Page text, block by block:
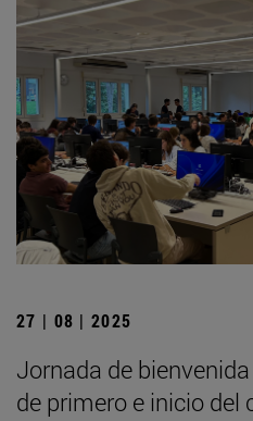
27 | 08 | 2025
Jornada de
de primero e inicio del